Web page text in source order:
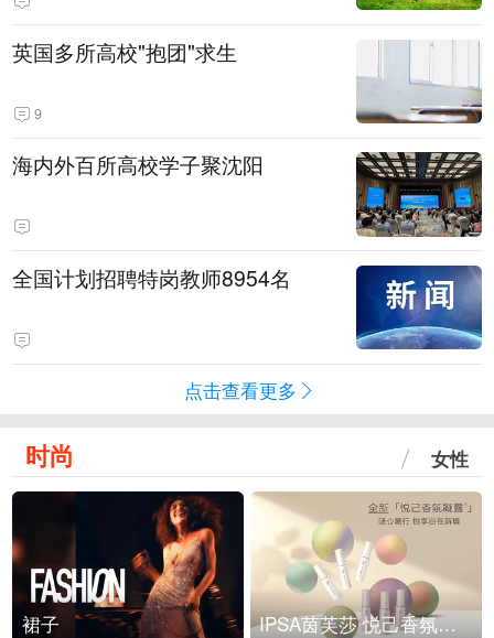
英国多所高校"抱团"求生
9
海内外百所高校学子聚沈阳
全国计划招聘特岗教师8954名
点击查看更多
时尚 女性
裙子 IPSA茵芙莎 悦己香氛凝露上市